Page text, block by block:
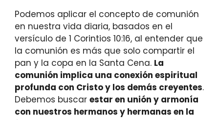
Podemos aplicar el concepto de comunión
en nuestra vida diaria, basados en el
versículo de 1 Corintios 10:16, al entender que
la comunión es más que solo compartir el
pan y la copa en la Santa Cena. La
comunión implica una conexión espiritual
profunda con Cristo y los demás creyentes.
Debemos buscar estar en unión y armonía
con nuestros hermanos y hermanas en la